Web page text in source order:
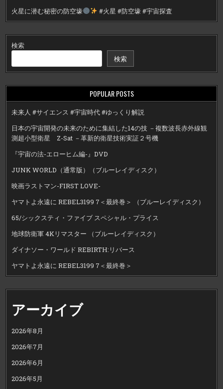
火星に潜む秘密の防空壕
#火星 #防空壕 #宇宙探査
検索
検索
POPULAR POSTS
未来人 #サイエンス #宇宙時代 #ゆっくり解説
日本の宇宙開発の未来のために集結した14の技 －複数波長赤外線観
測超小型衛星 Z-Sat －革新的衛星技術実証２号機
『宇宙の法-エローヒム編-』DVD
JUNK WORLD（通常版）（ブルーレイディスク）
映画ラストマン-FIRST LOVE-
ヤマトよ永遠に REBEL3199 7＜最終巻＞ （ブルーレイディスク）
65/シックスティ・ファイブ スペシャル・プライス
地球防衛軍 4Kリマスター （ブルーレイディスク）
ダイナソー・ワールド REBIRTH:リバース
ヤマトよ永遠に REBEL3199 7＜最終巻＞
アーカイブ
2026年8月
2026年7月
2026年6月
2026年5月